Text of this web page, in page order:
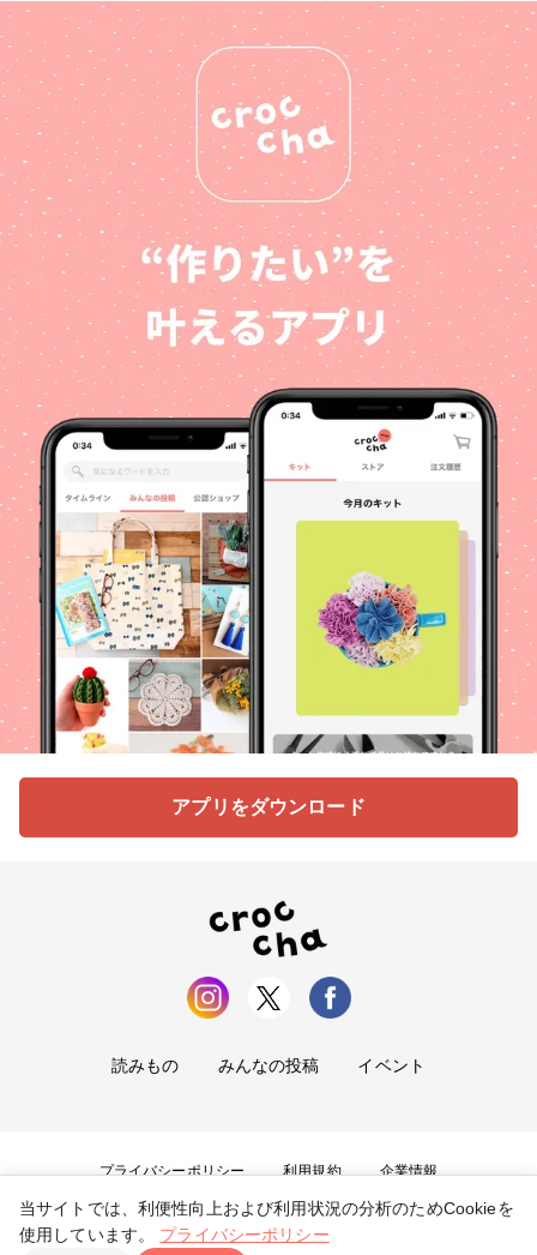
アプリをダウンロード
読みもの みんなの投稿 イベント
プライバシーポリシー 利用規約 企業情報
お問い合わせ
当サイトでは、利便性向上および利用状況の分析のためCookieを
使用しています。
プライバシーポリシー